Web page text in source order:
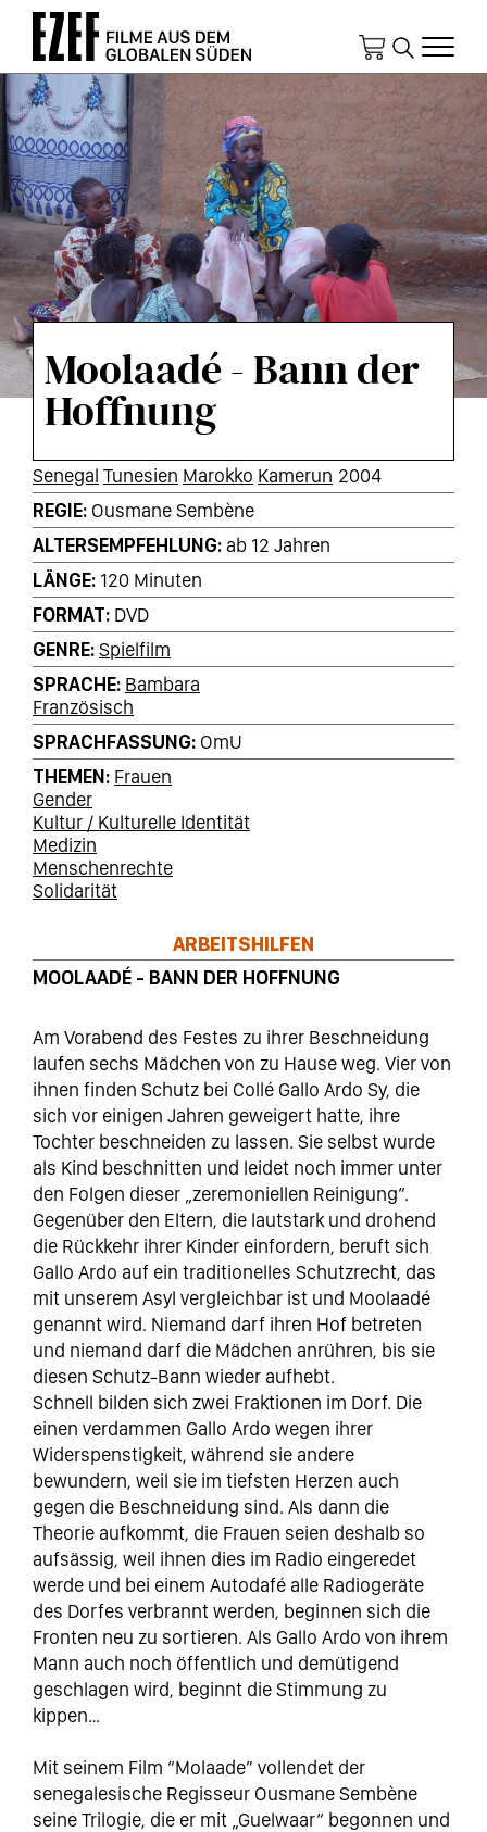
Direkt
Inhalt
Moolaadé - Bann der
Hoffnung
Am Vorabend des Festes zu ihrer Beschneidung
laufen sechs Mädchen von zu Hause weg. Vier von
ihnen finden Schutz bei Collé Gallo Ardo Sy, die
sich vor einigen Jahren geweigert hatte, ihre
Tochter beschneiden zu lassen. Sie selbst wurde
als Kind beschnitten und leidet noch immer unter
den Folgen dieser „zeremoniellen Reinigung“.
Gegenüber den Eltern, die lautstark und drohend
die Rückkehr ihrer Kinder einfordern, beruft sich
Gallo Ardo auf ein traditionelles Schutzrecht, das
mit unserem Asyl vergleichbar ist und Moolaadé
genannt wird. Niemand darf ihren Hof betreten
und niemand darf die Mädchen anrühren, bis sie
diesen Schutz-Bann wieder aufhebt.
Schnell bilden sich zwei Fraktionen im Dorf. Die
einen verdammen Gallo Ardo wegen ihrer
Widerspenstigkeit, während sie andere
bewundern, weil sie im tiefsten Herzen auch
gegen die Beschneidung sind. Als dann die
Theorie aufkommt, die Frauen seien deshalb so
aufsässig, weil ihnen dies im Radio eingeredet
werde und bei einem Autodafé alle Radiogeräte
des Dorfes verbrannt werden, beginnen sich die
Fronten neu zu sortieren. Als Gallo Ardo von ihrem
Mann auch noch öffentlich und demütigend
geschlagen wird, beginnt die Stimmung zu
kippen…
Mit seinem Film “Molaade” vollendet der
senegalesische Regisseur Ousmane Sembène
seine Trilogie, die er mit „Guelwaar“ begonnen und
KURZINFOS
Senegal Tunesien Marokko Kamerun 2004
REGIE Ousmane Sembène
ALTERSEMPFEHLUNG ab 12 Jahren
LÄNGE 120 Minuten
FORMAT DVD
GENRE Spielfilm
SPRACHE Bambara
Französisch
SPRACHFASSUNG OmU
THEMEN Frauen
Gender
Kultur / Kulturelle Identität
Medizin
Menschenrechte
Solidarität
ARBEITSHILFEN
MOOLAADÉ - BANN DER HOFFNUNG